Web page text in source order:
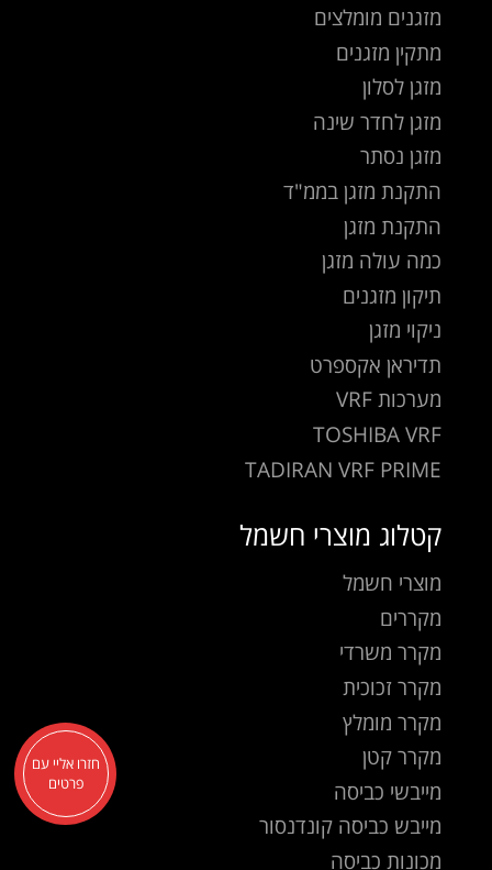
מזגנים מומלצים
מתקין מזגנים
מזגן לסלון
מזגן לחדר שינה
מזגן נסתר
התקנת מזגן בממ"ד
התקנת מזגן
כמה עולה מזגן
תיקון מזגנים
ניקוי מזגן
תדיראן אקספרט
מערכות VRF
TOSHIBA VRF
TADIRAN VRF PRIME
קטלוג מוצרי חשמל
מוצרי חשמל
מקררים
מקרר משרדי
מקרר זכוכית
מקרר מומלץ
מקרר קטן
מייבשי כביסה
מייבש כביסה קונדנסור
מכונות כביסה
חזרו אליי עם
פרטים